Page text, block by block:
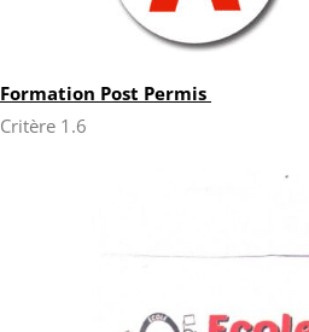
Formation Post Permis
Critère 1.6